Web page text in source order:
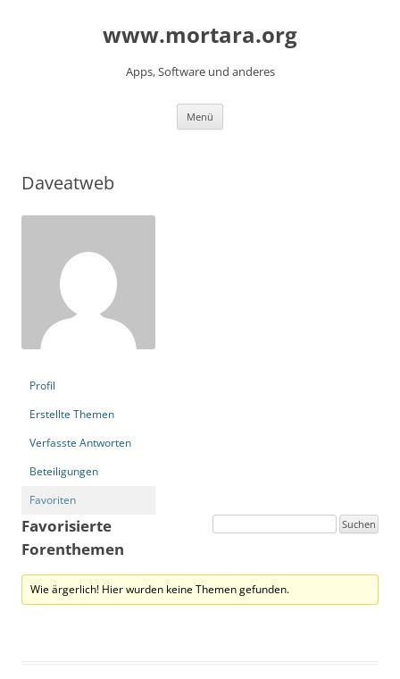
www.mortara.org
Apps, Software und anderes
Menü
Daveatweb
Profil
Erstellte Themen
Verfasste Antworten
Beteiligungen
Favoriten
Favorisierte
Forenthemen
Wie ärgerlich! Hier wurden keine Themen gefunden.